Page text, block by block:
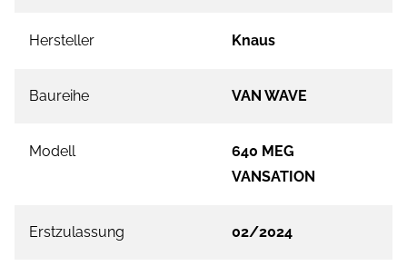
Hersteller Knaus
Baureihe VAN WAVE
Modell
640 MEG
VANSATION
Erstzulassung 02/2024